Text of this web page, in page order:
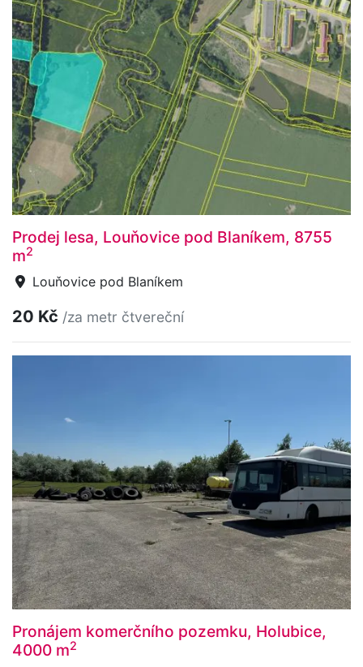
Prodej lesa, Louňovice pod Blaníkem, 8755
m2
Louňovice pod Blaníkem
20 Kč /za metr čtvereční
Pronájem komerčního pozemku, Holubice,
4000 m2